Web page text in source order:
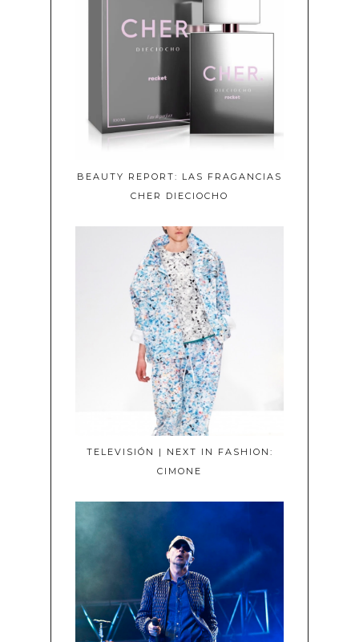
BEAUTY REPORT: LAS FRAGANCIAS
CHER DIECIOCHO
TELEVISIÓN | NEXT IN FASHION:
CIMONE